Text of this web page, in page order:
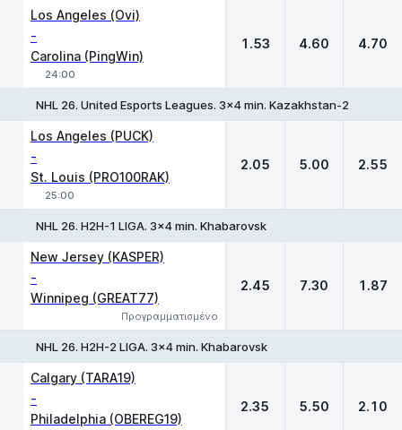
Los Angeles (Ovi)
-
Carolina (PingWin)
24:00
1.53 4.60 4.70
NHL 26. United Esports Leagues. 3x4 min. Kazakhstan-2
Los Angeles (PUCK)
-
St. Louis (PRO100RAK)
25:00
2.05 5.00 2.55
NHL 26. H2H-1 LIGA. 3x4 min. Khabarovsk
New Jersey (KASPER)
-
Winnipeg (GREAT77)
Προγραμματισμένο
2.45 7.30 1.87
NHL 26. H2H-2 LIGA. 3x4 min. Khabarovsk
Calgary (TARA19)
-
Philadelphia (OBEREG19)
2.35 5.50 2.10